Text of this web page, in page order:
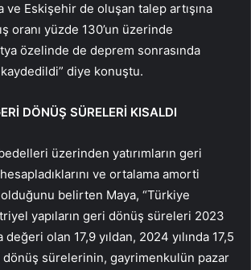
ve Eskişehir de oluşan talep artışına
oranı yüzde 130’un üzerinde
özelinde de deprem sonrasında
diye konuştu.
DÖNÜŞ SÜRELERİ KISALDI
üzerinden yatırımların geri
ve ortalama amorti
belirten Maya, “Türkiye
yapıların geri dönüş süreleri 2023
değeri olan 17,9 yıldan, 2024 yılında 17,5
dönüş sürelerinin, gayrimenkulün pazar